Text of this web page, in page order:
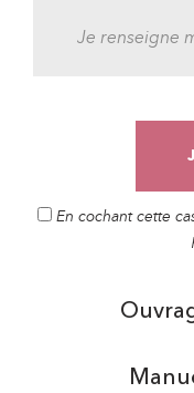
En cochant cette